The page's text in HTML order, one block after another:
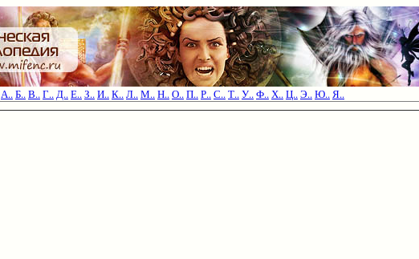
А..Б..В..Г..Д..Е..З..И..К..Л..М..Н..О..П..Р..С..Т..У..Ф..Х..Ц..Э..Ю..Я..